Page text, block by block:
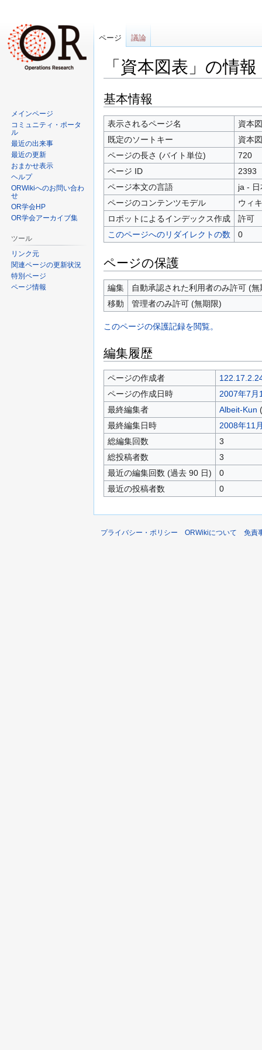
「資本図表」の情報
ナ
ビ
ゲ
ー
シ
ョ
ン
に
移
動
検
索
に
移
動
基本情報
表示されるページ名
資本
既定のソートキー
資本
ページの長さ (バイト単位)
720
ページ ID
2393
ページ本文の言語
ja - 日
ページのコンテンツモデル
ウィ
ロボットによるインデックス作成
許可
このページへのリダイレクトの数
0
ページの保護
編集
自動承認された利用者のみ許可 (無
移動
管理者のみ許可 (無期限)
このページの保護記録を閲覧。
編集履歴
ページの作成者
ページの作成日時
2007年7月
最終編集者
Albeit-Kun (
最終編集日時
2008年11
総編集回数
3
総投稿者数
3
最近の編集回数 (過去 90 日)
0
最近の投稿者数
0
ページ 議論
メインページ
コミュニティ・ポータ
ル
最近の出来事
最近の更新
おまかせ表示
ヘルプ
ORWikiへのお問い合わ
せ
OR学会HP
OR学会アーカイブ集
ツール
リンク元
関連ページの更新状況
特別ページ
ページ情報
プライバシー・ポリシー ORWikiについて 免責